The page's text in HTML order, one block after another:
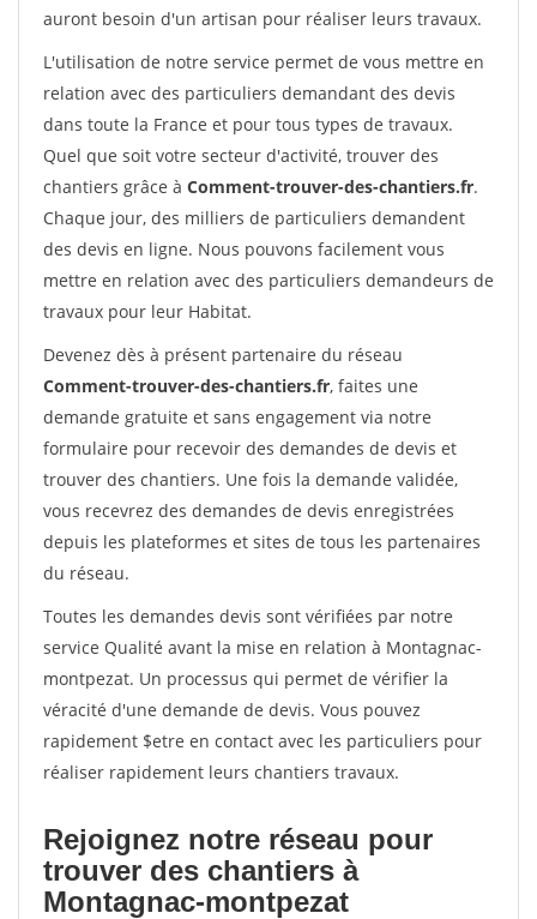
auront besoin d'un artisan pour réaliser leurs travaux.
L'utilisation de notre service permet de vous mettre en
relation avec des particuliers demandant des devis
dans toute la France et pour tous types de travaux.
Quel que soit votre secteur d'activité, trouver des
chantiers grâce à Comment-trouver-des-chantiers.fr.
Chaque jour, des milliers de particuliers demandent
des devis en ligne. Nous pouvons facilement vous
mettre en relation avec des particuliers demandeurs de
travaux pour leur Habitat.
Devenez dès à présent partenaire du réseau
Comment-trouver-des-chantiers.fr, faites une
demande gratuite et sans engagement via notre
formulaire pour recevoir des demandes de devis et
trouver des chantiers. Une fois la demande validée,
vous recevrez des demandes de devis enregistrées
depuis les plateformes et sites de tous les partenaires
du réseau.
Toutes les demandes devis sont vérifiées par notre
service Qualité avant la mise en relation à Montagnac-
montpezat. Un processus qui permet de vérifier la
véracité d'une demande de devis. Vous pouvez
rapidement $etre en contact avec les particuliers pour
réaliser rapidement leurs chantiers travaux.
Rejoignez notre réseau pour
trouver des chantiers à
Montagnac-montpezat